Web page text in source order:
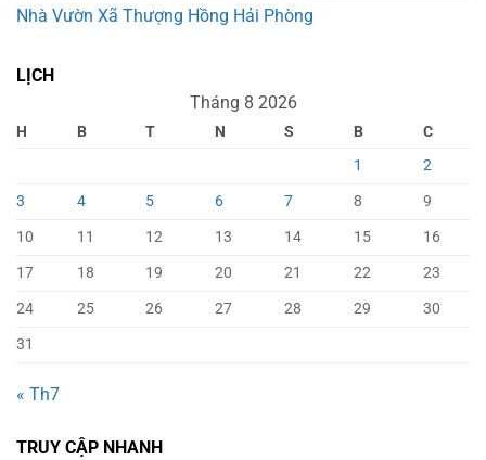
Nhà Vườn Xã Thượng Hồng Hải Phòng
LỊCH
Tháng 8 2026
H B T N S B
C
1
2
3
4 5 6 7 8
9
10
11 12 13 14 15
16
17
18 19 20 21 22
23
24
25 26 27 28 29
30
31
« Th7
TRUY CẬP NHANH